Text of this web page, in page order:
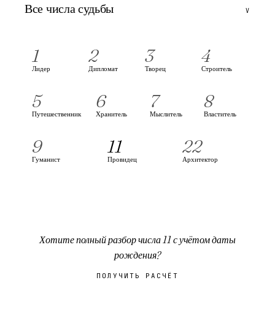
Все числа судьбы V
1
Лидер
2
Дипломат
3
Творец
4
Строитель
5
Путешественник
6
Хранитель
7
Мыслитель
8
Властитель
9
Гуманист
11
Провидец
22
Архитектор
Хотите полный разбор числа11с учётом даты
рождения?
ПОЛУЧИТЬ РАСЧЁТ